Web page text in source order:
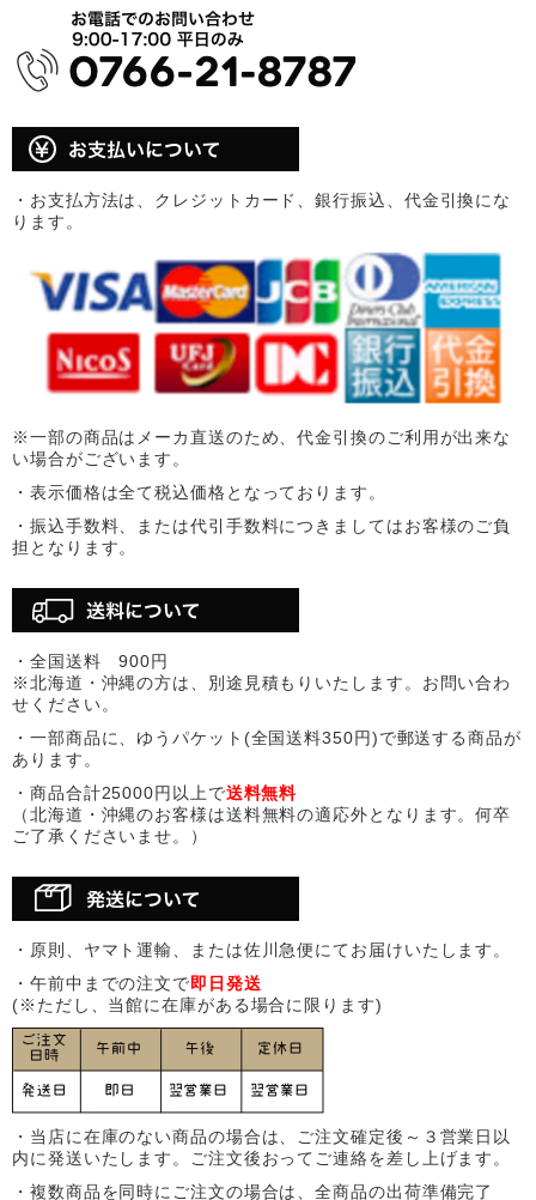
・お支払方法は、クレジットカード、銀行振込、代金引換にな
ります。
※一部の商品はメーカ直送のため、代金引換のご利用が出来な
い場合がございます。
・表示価格は全て税込価格となっております。
・振込手数料、または代引手数料につきましてはお客様のご負
担となります。
・全国送料 900円
※北海道・沖縄の方は、別途見積もりいたします。お問い合わ
せください。
・一部商品に、ゆうパケット(全国送料350円)で郵送する商品が
あります。
・商品合計25000円以上で送料無料
（北海道・沖縄のお客様は送料無料の適応外となります。何卒
ご了承くださいませ。）
・原則、ヤマト運輸、または佐川急便にてお届けいたします。
・午前中までの注文で即日発送
(※ただし、当館に在庫がある場合に限ります)
・当店に在庫のない商品の場合は、ご注文確定後～３営業日以
内に発送いたします。ご注文後おってご連絡を差し上げます。
・複数商品を同時にご注文の場合は、全商品の出荷準備完了